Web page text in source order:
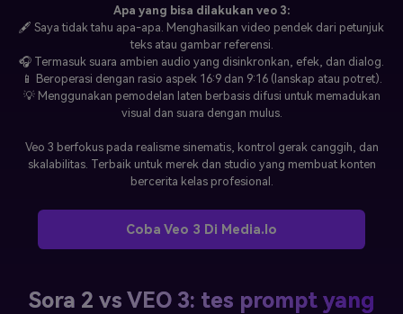
Apa yang bisa dilakukan veo 3:
🖋 Saya tidak tahu apa-apa. Menghasilkan video pendek dari petunjuk
teks atau gambar referensi.
🎧 Termasuk suara ambien audio yang disinkronkan, efek, dan dialog.
📱 Beroperasi dengan rasio aspek 16:9 dan 9:16 (lanskap atau potret).
💡 Menggunakan pemodelan laten berbasis difusi untuk memadukan
visual dan suara dengan mulus.
Veo 3 berfokus pada realisme sinematis, kontrol gerak canggih, dan
skalabilitas. Terbaik untuk merek dan studio yang membuat konten
bercerita kelas profesional.
Coba Veo 3 Di Media.io
Sora 2 vs VEO 3: tes prompt yang